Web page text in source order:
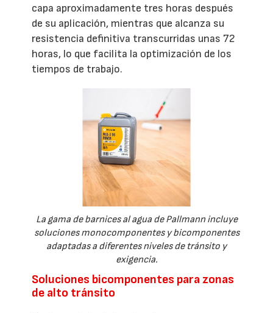
capa aproximadamente tres horas después
de su aplicación, mientras que alcanza su
resistencia definitiva transcurridas unas 72
horas, lo que facilita la optimización de los
tiempos de trabajo.
La gama de barnices al agua de Pallmann incluye
soluciones monocomponentes y bicomponentes
adaptadas a diferentes niveles de tránsito y
exigencia.
Soluciones bicomponentes para zonas
de alto tránsito